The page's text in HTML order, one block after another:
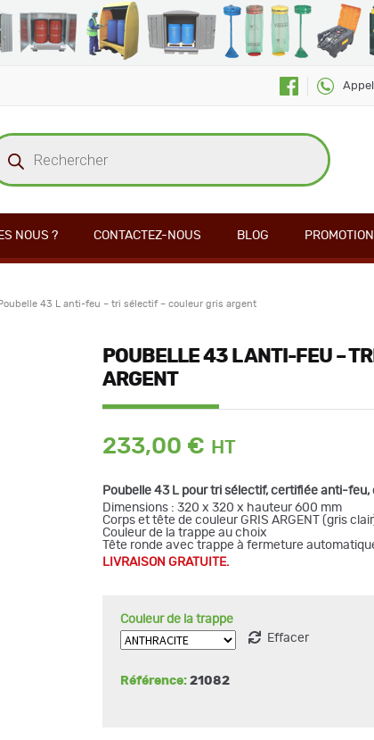
NOUS ? CONTACTEZ-NOUS BLOG
Poubelle 43 L anti-feu – tri sélectif – couleur gris argent
POUBELLE 43 L ANTI-FEU –
ARGENT
233,00 €
Poubelle 43 L pour tri sélectif, certifiée anti-
Dimensions : 320 x 320 x hauteur 600 mm
Corps et tête de couleur GRIS ARGENT (gris
Couleur de la trappe au choix
Tête ronde avec trappe à fermeture
LIVRAISON GRATUITE.
Couleur de la trappe
Effacer
Référence: 21082